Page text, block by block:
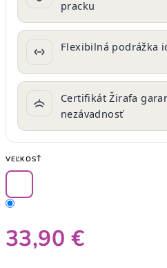
pracku
Flexibilná podrážka
Certifikát Žirafa
nezávadnosť
VEĽKOSŤ
33,90 €